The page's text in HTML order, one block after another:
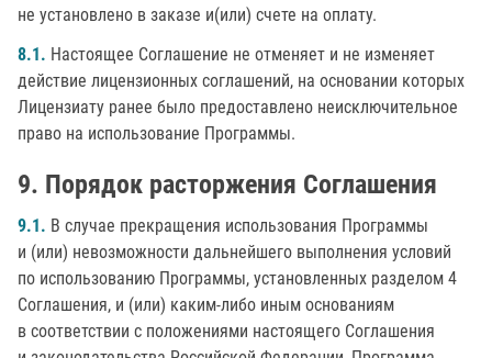
не установлено в заказе и(или) счете на оплату.
8.1. Настоящее Соглашение не отменяет и не изменяет
действие лицензионных соглашений, на основании которых
Лицензиату ранее было предоставлено неисключительное
право на использование Программы.
Порядок расторжения Соглашения
9.1. В случае прекращения использования Программы
и (или) невозможности дальнейшего выполнения условий
по использованию Программы, установленных разделом 4
Соглашения, и (или) каким-либо иным основаниям
в соответствии с положениями настоящего Соглашения